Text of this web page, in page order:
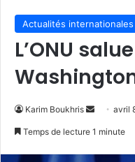
Actualités internationales
L’ONU
Karim Boukhris
Envoyer
avril
Temps de lecture 1 minute